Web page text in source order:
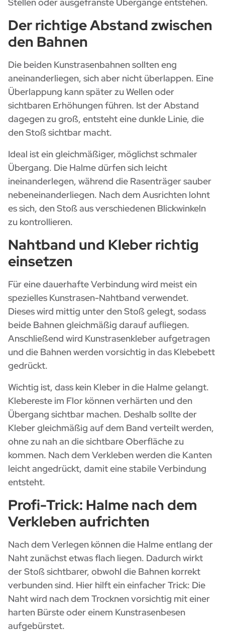
Der richtige Abstand zwischen
den Bahnen
Die beiden Kunstrasenbahnen sollten eng
aneinanderliegen, sich aber nicht überlappen. Eine
Überlappung kann später zu Wellen oder
sichtbaren Erhöhungen führen. Ist der Abstand
dagegen zu groß, entsteht eine dunkle Linie, die
den Stoß sichtbar macht.
Ideal ist ein gleichmäßiger, möglichst schmaler
Übergang. Die Halme dürfen sich leicht
ineinanderlegen, während die Rasenträger sauber
nebeneinanderliegen. Nach dem Ausrichten lohnt
es sich, den Stoß aus verschiedenen Blickwinkeln
zu kontrollieren.
Nahtband und Kleber richtig
einsetzen
Für eine dauerhafte Verbindung wird meist ein
spezielles Kunstrasen-Nahtband verwendet.
Dieses wird mittig unter den Stoß gelegt, sodass
beide Bahnen gleichmäßig darauf aufliegen.
Anschließend wird Kunstrasenkleber aufgetragen
und die Bahnen werden vorsichtig in das Klebebett
gedrückt.
Wichtig ist, dass kein Kleber in die Halme gelangt.
Klebereste im Flor können verhärten und den
Übergang sichtbar machen. Deshalb sollte der
Kleber gleichmäßig auf dem Band verteilt werden,
ohne zu nah an die sichtbare Oberfläche zu
kommen. Nach dem Verkleben werden die Kanten
leicht angedrückt, damit eine stabile Verbindung
entsteht.
Profi-Trick: Halme nach dem
Verkleben aufrichten
Nach dem Verlegen können die Halme entlang der
Naht zunächst etwas flach liegen. Dadurch wirkt
der Stoß sichtbarer, obwohl die Bahnen korrekt
verbunden sind. Hier hilft ein einfacher Trick: Die
Naht wird nach dem Trocknen vorsichtig mit einer
harten Bürste oder einem Kunstrasenbesen
aufgebürstet.